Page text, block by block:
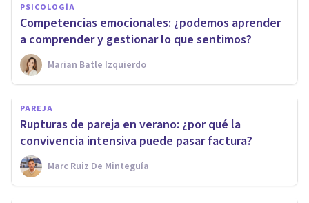
PSICOLOGÍA
Competencias emocionales: ¿podemos aprender
a comprender y gestionar lo que sentimos?
Marian Batle Izquierdo
PAREJA
Rupturas de pareja en verano: ¿por qué la
convivencia intensiva puede pasar factura?
Marc Ruiz De Minteguía